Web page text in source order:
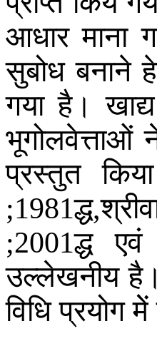
आधार माना
सुबोध बनाने
गया है। खाद्य
भूगोलवेत्ताओं
प्रस्तुत
किया
;1981द्ध,
;2001द्ध एवं
उल्लेखनीय है।
विधि प्रयोग मेें